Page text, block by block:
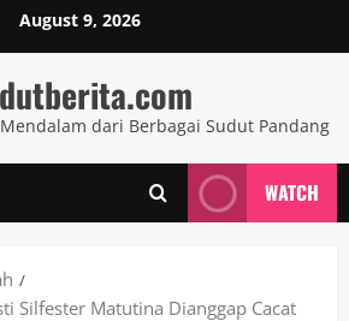
August 9, 2026
dari Berbagai Sudut Pandang
WATCH
Silfester Matutina Dianggap Cacat